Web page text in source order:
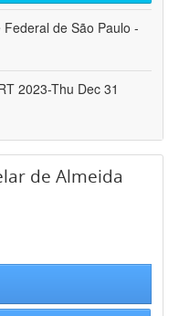
Federal de São Paulo -
2023-Thu Dec 31
de Almeida